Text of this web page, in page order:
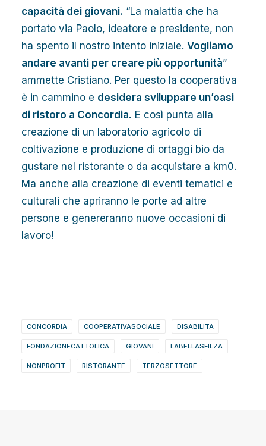
capacità dei giovani. “La malattia che ha
portato via Paolo, ideatore e presidente, non
ha spento il nostro intento iniziale. Vogliamo
andare avanti per creare più opportunità”
ammette Cristiano. Per questo la cooperativa
è in cammino e desidera sviluppare un’oasi
di ristoro a Concordia. E così punta alla
creazione di un laboratorio agricolo di
coltivazione e produzione di ortaggi bio da
gustare nel ristorante o da acquistare a km0.
Ma anche alla creazione di eventi tematici e
culturali che apriranno le porte ad altre
persone e genereranno nuove occasioni di
lavoro!
CONCORDIA COOPERATIVASOCIALE DISABILITÀ
FONDAZIONECATTOLICA GIOVANI LABELLASFILZA
NONPROFIT RISTORANTE TERZOSETTORE